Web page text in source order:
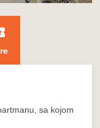
sa kojom